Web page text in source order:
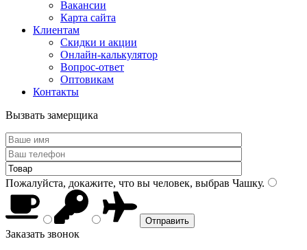
Вакансии
Карта сайта
Клиентам
Скидки и акции
Онлайн-калькулятор
Вопрос-ответ
Оптовикам
Контакты
Вызвать замерщика
Пожалуйста, докажите, что вы человек, выбрав Чашку.
Заказать звонок